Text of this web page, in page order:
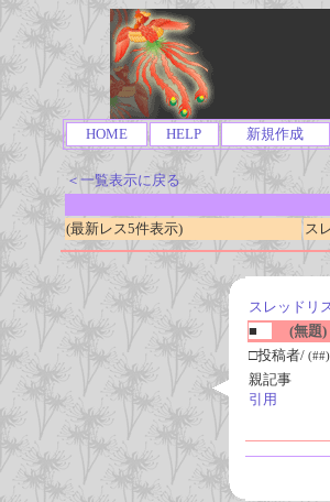
HOME HELP 新規作成
＜一覧表示に戻る
(最新レス5件表示)
ス
スレッドリ
■
(無題)
□投稿者/
親記事
引用